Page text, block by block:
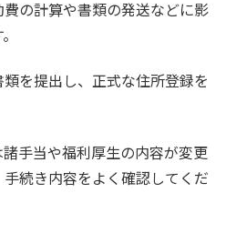
の計算や書類の発送などに影
を提出し、正式な住所登録を
手当や福利厚生の内容が変更
続き内容をよく確認してくだ